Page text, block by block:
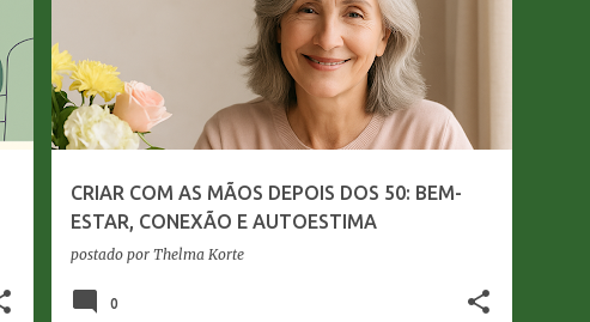
CRIAR COM AS MÃOS DEPOIS DOS 50: BEM-
ESTAR, CONEXÃO E AUTOESTIMA
postado por Thelma Korte
0